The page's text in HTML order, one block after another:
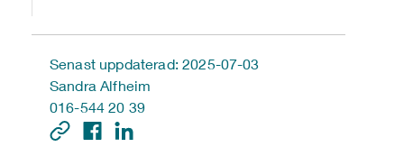
Senast uppdaterad: 2025-07-03
Sandra Alfheim
016-544 20 39